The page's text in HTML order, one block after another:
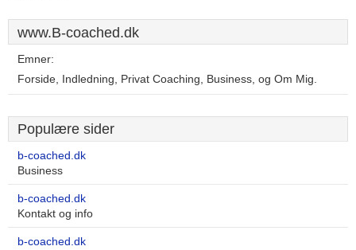
www.B-coached.dk
Emner:
Forside, Indledning, Privat Coaching, Business, og Om Mig.
Populære sider
b-coached.dk
Business
b-coached.dk
Kontakt og info
b-coached.dk